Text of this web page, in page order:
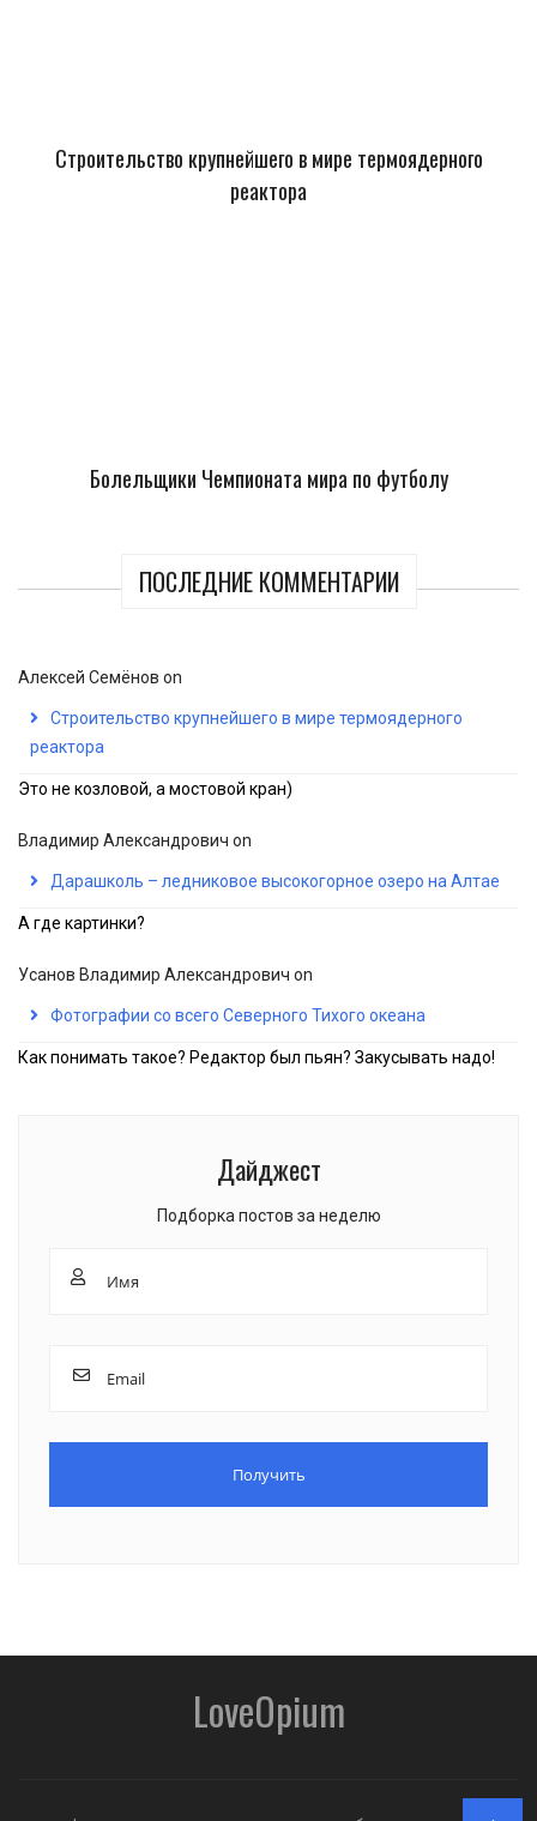
Строительство крупнейшего в мире термоядерного
реактора
Болельщики Чемпионата мира по футболу
ПОСЛЕДНИЕ КОММЕНТАРИИ
Алексей Семёнов on
Строительство крупнейшего в мире термоядерного
реактора
Это не козловой, а мостовой кран)
Владимир Александрович on
Дарашколь – ледниковое высокогорное озеро на Алтае
А где картинки?
Усанов Владимир Александрович on
Фотографии со всего Северного Тихого океана
Как понимать такое? Редактор был пьян? Закусывать надо!
Дайджест
Подборка постов за неделю
LoveOpium